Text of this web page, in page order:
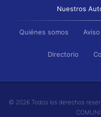
Nuestros
Quiénes somos
Directorio
© 2026 Todos los derechos